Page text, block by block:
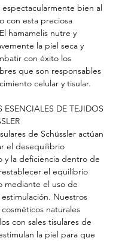
bien al
con esta preciosa
hamamelis nutre y
la piel seca y
con éxito los
que son responsables
celular y tisular.
ESENCIALES DE TEJIDOS
de Schüssler actúan
el desequilibrio
y la deficiencia dentro de
el equilibrio
mediante el uso de
Nuestros
naturales
con sales tisulares de
la piel para que